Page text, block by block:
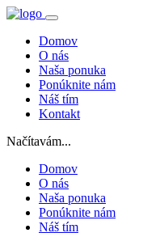
Domov
O nás
Naša ponuka
Ponúknite nám
Náš tím
Kontakt
Načítavám...
Domov
O nás
Naša ponuka
Ponúknite nám
Náš tím